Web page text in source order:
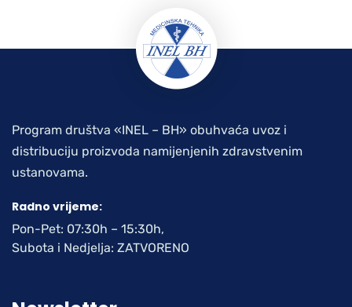
Program društva «INEL – BH» obuhvaća uvoz i
distribuciju proizvoda namijenjenih zdravstvenim
ustanovama.
Radno vrijeme:
Pon-Pet: 07:30h – 15:30h,
Subota i Nedjelja: ZATVORENO